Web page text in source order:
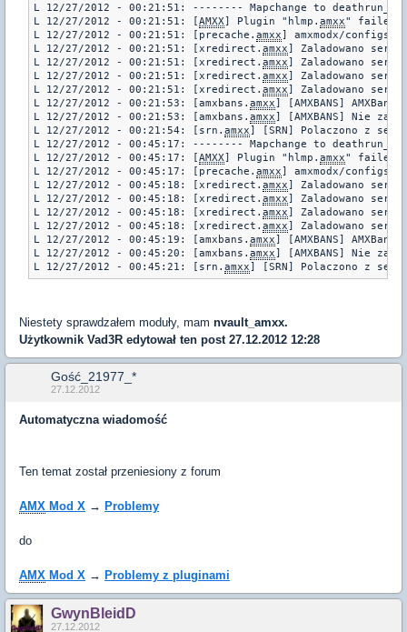
L 12/27/2012 - 00:21:51: -------- Mapchange to
L 12/27/2012 - 00:21:51: [AMXX] Plugin "hlmp. amxx" failed
L 12/27/2012 - 00:21:51: [precache. amxx] amxmodx/
L 12/27/2012 - 00:21:51: [xredirect. amxx] Zaladowano
L 12/27/2012 - 00:21:51: [xredirect. amxx] Zaladowano
L 12/27/2012 - 00:21:51: [xredirect. amxx] Zaladowano
L 12/27/2012 - 00:21:51: [xredirect. amxx] Zaladowano
L 12/27/2012 - 00:21:53: [amxbans. amxx] [AMXBANS]
L 12/27/2012 - 00:21:53: [amxbans. amxx] [AMXBANS] Nie
L 12/27/2012 - 00:21:54: [srn. amxx] [SRN] Polaczono z
L 12/27/2012 - 00:45:17: -------- Mapchange to
L 12/27/2012 - 00:45:17: [AMXX] Plugin "hlmp. amxx" failed
L 12/27/2012 - 00:45:17: [precache. amxx] amxmodx/
L 12/27/2012 - 00:45:18: [xredirect. amxx] Zaladowano
L 12/27/2012 - 00:45:18: [xredirect. amxx] Zaladowano
L 12/27/2012 - 00:45:18: [xredirect. amxx] Zaladowano
L 12/27/2012 - 00:45:18: [xredirect. amxx] Zaladowano
L 12/27/2012 - 00:45:19: [amxbans. amxx] [AMXBANS]
L 12/27/2012 - 00:45:20: [amxbans. amxx] [AMXBANS] Nie
L 12/27/2012 - 00:45:21: [srn. amxx] [SRN] Polaczono z
Niestety sprawdzałem moduły, mam nvault_amxx.
Użytkownik Vad3R edytował ten post 27.12.2012 12:28
Gość_21977_*
27.12.2012
Automatyczna wiadomość
Ten temat został przeniesiony z forum
AMX Mod X → Problemy
do
AMX Mod X → Problemy z pluginami
GwynBleidD
27.12.2012